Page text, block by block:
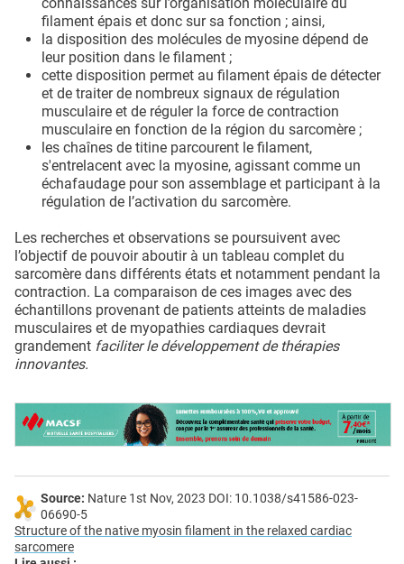
filament épais et donc sur sa fonction ; ainsi,
la disposition des molécules de myosine dépend de
leur position dans le filament ;
cette disposition permet au filament épais de détecter
et de traiter de nombreux signaux de régulation
musculaire et de réguler la force de contraction
musculaire en fonction de la région du sarcomère ;
les chaînes de titine parcourent le filament,
s'entrelacent avec la myosine, agissant comme un
échafaudage pour son assemblage et participant à la
régulation de l’activation du sarcomère.
Les recherches et observations se poursuivent avec
l’objectif de pouvoir aboutir à un tableau complet du
sarcomère dans différents états et notamment pendant la
contraction. La comparaison de ces images avec des
échantillons provenant de patients atteints de maladies
musculaires et de myopathies cardiaques devrait
grandement faciliter le développement de thérapies
innovantes.
Source: Nature 1st Nov, 2023 DOI: 10.1038/s41586-023-
06690-5
Structure of the native myosin filament in the relaxed cardiac
sarcomere